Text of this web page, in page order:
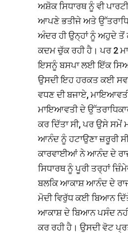
ਅਸ਼ੋਕ ਸਿਧਾਰਥ ਨੂੰ ਵੀ
ਆਪਣੇ ਭਤੀਜੇ ਅਤੇ
ਅੰਦਰ ਹੀ ਉਨ੍ਹਾਂ ਨੂੰ ਅਹੁਦੇ ਤੋਂ
ਕਦਮ ਚੁੱਕ ਰਹੀ ਹੈ। ਪਰ 2
ਇਸਨੂੰ ਬਸਪਾ ਲਈ ਇੱਕ
ਉਸਦੀ ਇਹ ਹਰਕਤ ਕਈ
ਵਧਣ ਦੀ ਬਜਾਏ,
ਮਾਇਆਵਤੀ ਦੇ
ਕਰ ਦਿੱਤਾ ਸੀ, ਪਰ ਉਸੇ
ਆਨੰਦ ਨੂੰ ਹਟਾਉਣਾ ਜ਼ਰੂਰੀ
ਕਾਰਵਾਈਆਂ ਨੇ ਆਨੰਦ ਦੇ
ਸਿਧਾਰਥ ਨੂੰ ਪੂਰੀ ਤਰ੍ਹਾਂ
ਬਲਕਿ ਆਕਾਸ਼ ਆਨੰਦ ਦੇ
ਮੋਦੀ ਵਿਰੁੱਧ ਕਈ ਬਿਆਨ
ਆਕਾਸ਼ ਦੇ ਬਿਆਨ ਪਸੰਦ ਨਹੀਂ
ਕਰ ਰਹੀ ਹੈ। ਉਸਦੀ ਵੋਟ